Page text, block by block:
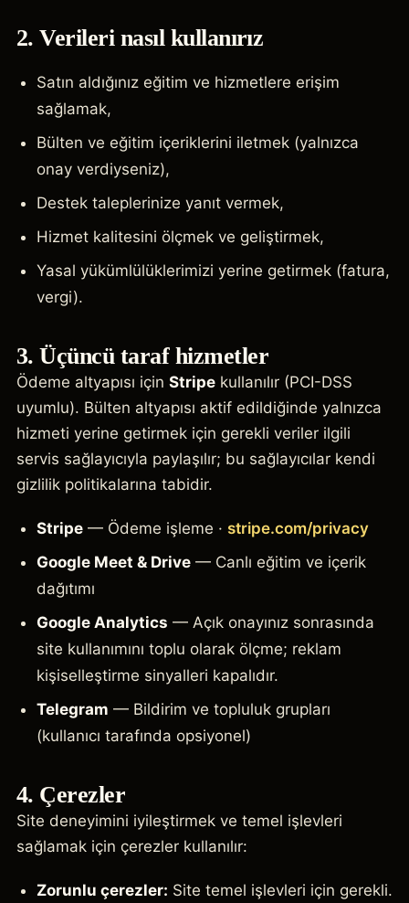
2. Verileri nasıl kullanırız
Satın aldığınız eğitim ve hizmetlere erişim
sağlamak,
Bülten ve eğitim içeriklerini iletmek (yalnızca
onay verdiyseniz),
Destek taleplerinize yanıt vermek,
Hizmet kalitesini ölçmek ve geliştirmek,
Yasal yükümlülüklerimizi yerine getirmek (fatura,
vergi).
3. Üçüncü taraf hizmetler
Ödeme altyapısı için Stripe kullanılır (PCI-DSS
uyumlu). Bülten altyapısı aktif edildiğinde yalnızca
hizmeti yerine getirmek için gerekli veriler ilgili
servis sağlayıcıyla paylaşılır; bu sağlayıcılar kendi
gizlilik politikalarına tabidir.
Stripe — Ödeme işleme · stripe.com/privacy
Google Meet & Drive — Canlı eğitim ve içerik
dağıtımı
Google Analytics — Açık onayınız sonrasında
site kullanımını toplu olarak ölçme; reklam
kişiselleştirme sinyalleri kapalıdır.
Telegram — Bildirim ve topluluk grupları
(kullanıcı tarafında opsiyonel)
4. Çerezler
Site deneyimini iyileştirmek ve temel işlevleri
sağlamak için çerezler kullanılır:
Zorunlu çerezler: Site temel işlevleri için gerekli.